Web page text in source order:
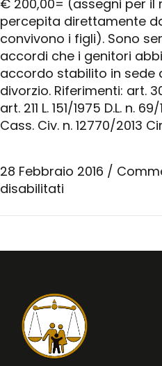
€ 200,00= (assegni per
percepita direttamente
convivono i figli). Sono
accordi che i genitori
accordo stabilito in sede
divorzio. Riferimenti: art.
art. 211 L. 151/1975 D.L. n.
Cass. Civ. n. 12770/2013
28 Febbraio 2016 /
disabilitati